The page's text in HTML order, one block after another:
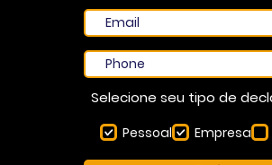
Selecione seu tipo de
Pessoal Empresa